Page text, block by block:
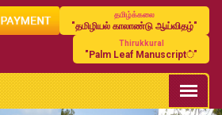
தமிழ்க்கலை
"தமிழியல் காலாண்டு ஆய்விதழ்"
Thirukkural
"Palm Leaf Manuscript்"